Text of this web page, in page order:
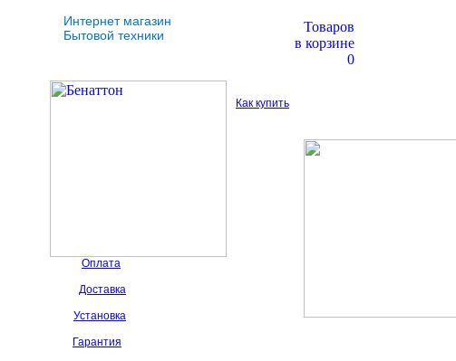
Интернет магазин
Бытовой техники
Товаров
в корзине
0
Как купить
Оплата
Доставка
Установка
Гарантия